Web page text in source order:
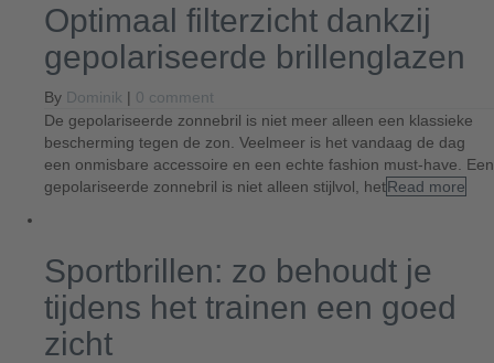
Optimaal filterzicht dankzij
gepolariseerde brillenglazen
By Dominik | 0 comment
De gepolariseerde zonnebril is niet meer alleen een klassieke
bescherming tegen de zon. Veelmeer is het vandaag de dag
een onmisbare accessoire en een echte fashion must-have. Een
gepolariseerde zonnebril is niet alleen stijlvol, hetRead more
Sportbrillen: zo behoudt je
tijdens het trainen een goed
zicht